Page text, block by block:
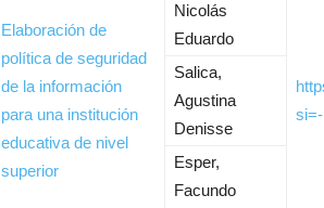
Elaboración de
política de seguridad
de la información
para una institución
educativa de nivel
superior
Nicolás
Eduardo
Salica,
Agustina
Denisse
Esper,
Facundo